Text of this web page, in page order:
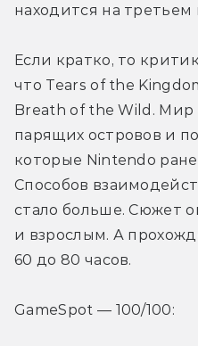
находится на третьем
Если кратко, то
что Tears of the
Breath of the Wild. Мир
парящих островов и
которые Nintendo
Способов
стало больше. Сюжет
и взрослым. А
60 до 80 часов.
GameSpot — 100/100: